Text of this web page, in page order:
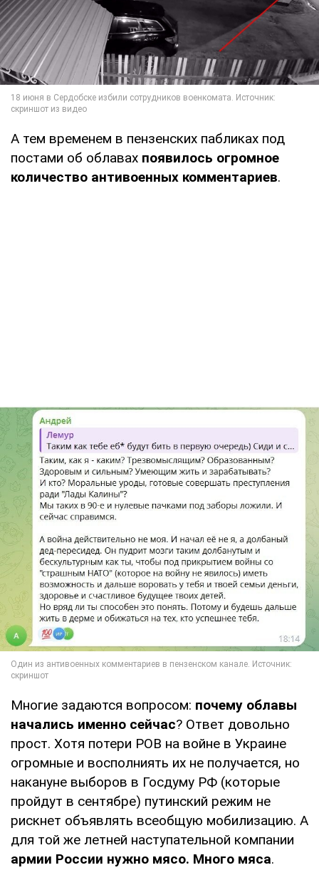
А тем временем в пензенских пабликах под
постами об облавах появилось огромное
количество антивоенных комментариев.
Многие задаются вопросом: почему облавы
начались именно сейчас? Ответ довольно
прост. Хотя потери РОВ на войне в Украине
огромные и восполниять их не получается, но
накануне выборов в Госдуму РФ (которые
пройдут в сентябре) путинский режим не
рискнет объявлять всеобщую мобилизацию. А
для той же летней наступательной компании
армии России нужно мясо. Много мяса.